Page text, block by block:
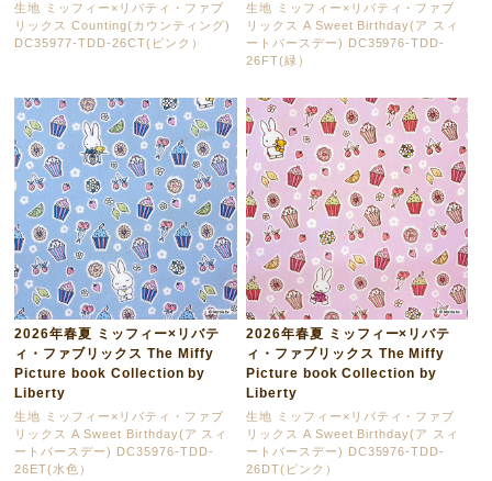
生地 ミッフィー×リバティ・ファブ
リックス Counting(カウンティング)
DC35977-TDD-26CT(ピンク）
生地 ミッフィー×リバティ・ファブ
リックス A Sweet Birthday(ア スィ
ートバースデー) DC35976-TDD-
26FT(緑）
2026年春夏 ミッフィー×リバテ
ィ・ファブリックス The Miffy
Picture book Collection by
Liberty
生地 ミッフィー×リバティ・ファブ
リックス A Sweet Birthday(ア スィ
ートバースデー) DC35976-TDD-
26ET(水色）
2026年春夏 ミッフィー×リバテ
ィ・ファブリックス The Miffy
Picture book Collection by
Liberty
生地 ミッフィー×リバティ・ファブ
リックス A Sweet Birthday(ア スィ
ートバースデー) DC35976-TDD-
26DT(ピンク）